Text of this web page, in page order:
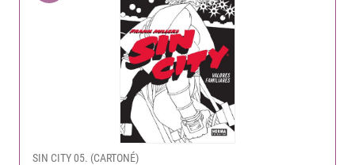
SIN CITY 05. (CARTONÉ)